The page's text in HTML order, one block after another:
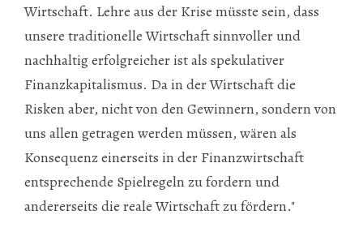
Wirtschaft. Lehre aus der Krise müsste sein, dass
unsere traditionelle Wirtschaft sinnvoller und
nachhaltig erfolgreicher ist als spekulativer
Finanzkapitalismus. Da in der Wirtschaft die
Risken aber, nicht von den Gewinnern, sondern von
uns allen getragen werden müssen, wären als
Konsequenz einerseits in der Finanzwirtschaft
entsprechende Spielregeln zu fordern und
andererseits die reale Wirtschaft zu fördern."